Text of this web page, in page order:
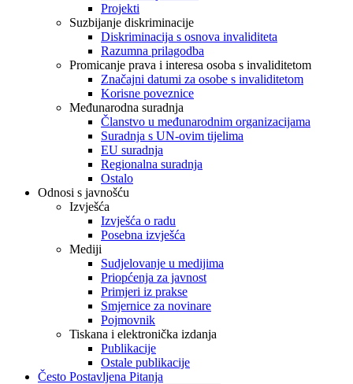
Projekti
Suzbijanje diskriminacije
Diskriminacija s osnova invaliditeta
Razumna prilagodba
Promicanje prava i interesa osoba s invaliditetom
Značajni datumi za osobe s invaliditetom
Korisne poveznice
Međunarodna suradnja
Članstvo u međunarodnim organizacijama
Suradnja s UN-ovim tijelima
EU suradnja
Regionalna suradnja
Ostalo
Odnosi s javnošću
Izvješća
Izvješća o radu
Posebna izvješća
Mediji
Sudjelovanje u medijima
Priopćenja za javnost
Primjeri iz prakse
Smjernice za novinare
Pojmovnik
Tiskana i elektronička izdanja
Publikacije
Ostale publikacije
Često Postavljena Pitanja